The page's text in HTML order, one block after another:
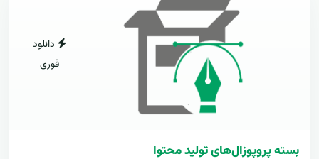
دانلود
فوری
بسته پروپوزال‌های تولید محتوا